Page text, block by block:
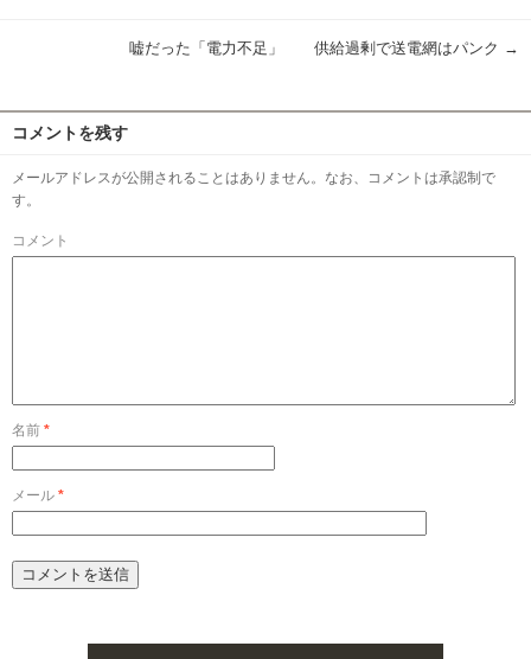
嘘だった「電力不足」 供給過剰で送電網はパンク →
コメントを残す
メールアドレスが公開されることはありません。なお、コメントは承認制で
す。
コメント
名前 *
メール *